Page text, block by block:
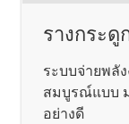
รางกระดู
ระบบจ่ายพลั
สมบูรณ์แบบ
อย่างดี